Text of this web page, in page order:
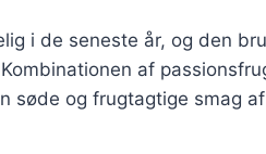
i de seneste år, og den
af
søde og frugtagtige smag af